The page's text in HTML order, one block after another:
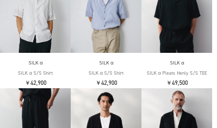
SILK α
SILK α S/S Shirt
￥42,900
SILK α
SILK α S/S Shirt
￥42,900
SILK α
SILK α Pleats Henly S/S TEE
￥49,500